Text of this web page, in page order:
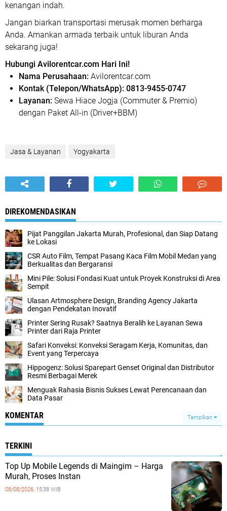
kenangan indah.
Jangan biarkan transportasi merusak momen berharga
Anda. Amankan armada terbaik untuk liburan Anda
sekarang juga!
Hubungi Avilorentcar.com Hari Ini!
Nama Perusahaan: Avilorentcar.com
Kontak (Telepon/WhatsApp): 0813-9455-0747
Layanan: Sewa Hiace Jogja (Commuter & Premio)
dengan Paket All-in (Driver+BBM)
Jasa & Layanan Yogyakarta
DIREKOMENDASIKAN
Pijat Panggilan Jakarta Murah, Profesional, dan Siap Datang
ke Lokasi
CSR Auto Film, Tempat Pasang Kaca Film Mobil Medan yang
Berkualitas dan Bergaransi
Mini Pile: Solusi Fondasi Kuat untuk Proyek Konstruksi di Area
Sempit
Ulasan Artmosphere Design, Branding Agency Jakarta
dengan Pendekatan Inovatif
Printer Sering Rusak? Saatnya Beralih ke Layanan Sewa
Printer dari Raja Printer
Safari Konveksi: Konveksi Seragam Kerja, Komunitas, dan
Event yang Terpercaya
Hippogenz: Solusi Sparepart Genset Original dan Distributor
Resmi Berbagai Merek
Menguak Rahasia Bisnis Sukses Lewat Perencanaan dan
Data Pasar
KOMENTAR Tampilkan
TERKINI
Top Up Mobile Legends di Maingim – Harga
Murah, Proses Instan
08/08/2026, 15:38 WIB